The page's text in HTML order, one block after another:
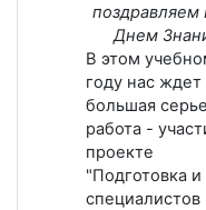
поздравляем
Днем
В этом
году нас ждет
большая
работа -
проекте
"Подготовка
специалистов